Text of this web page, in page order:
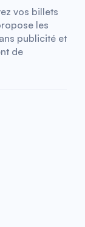
vos billets
les
publicité et
de